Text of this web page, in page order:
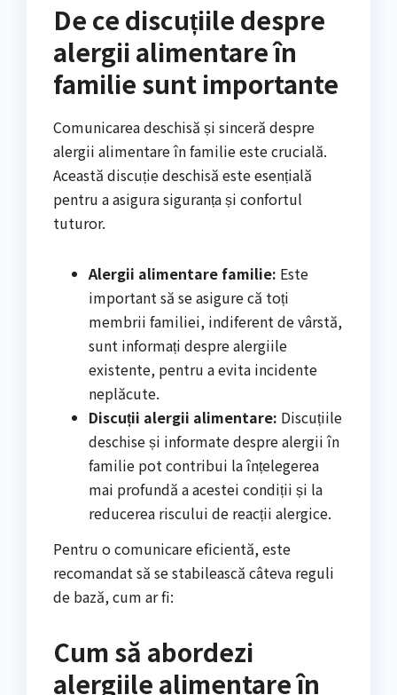
De ce discuțiile despre
alergii alimentare în
familie sunt importante
Comunicarea deschisă și sinceră despre
alergii alimentare în familie este crucială.
Această discuție deschisă este esențială
pentru a asigura siguranța și confortul
tuturor.
Alergii alimentare familie: Este
important să se asigure că toți
membrii familiei, indiferent de vârstă,
sunt informați despre alergiile
existente, pentru a evita incidente
neplăcute.
Discuții alergii alimentare: Discuțiile
deschise și informate despre alergii în
familie pot contribui la înțelegerea
mai profundă a acestei condiții și la
reducerea riscului de reacții alergice.
Pentru o comunicare eficientă, este
recomandat să se stabilească câteva reguli
de bază, cum ar fi:
Cum să abordezi
alergiile alimentare în